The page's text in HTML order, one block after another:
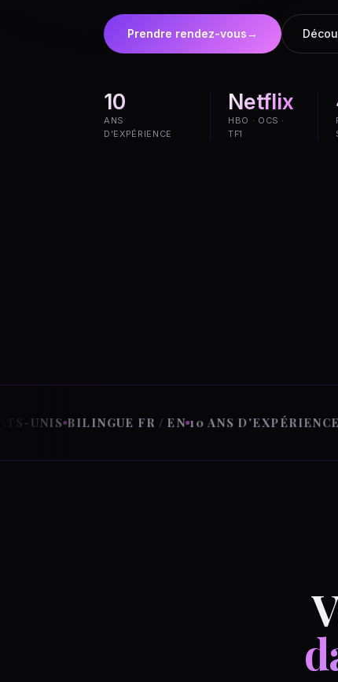
Prendre rendez-vous →
10
ANS
D'EXPÉRIENCE
Netflix
HBO · OCS ·
TF1
BILINGUE FR / EN 10 ANS D'EXPÉRIENCE